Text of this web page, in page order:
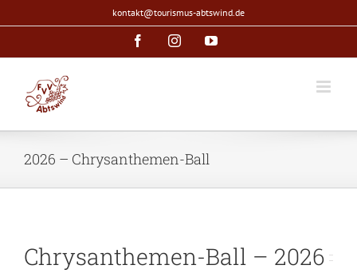
Inhalt
kontakt@tourismus-abtswind.de
FacebookInstagramYouTube
2026 – Chrysanthemen-Ball
Chrysanthemen-Ball – 2026